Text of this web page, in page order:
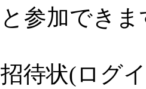
と参加できま
招待状(ログ